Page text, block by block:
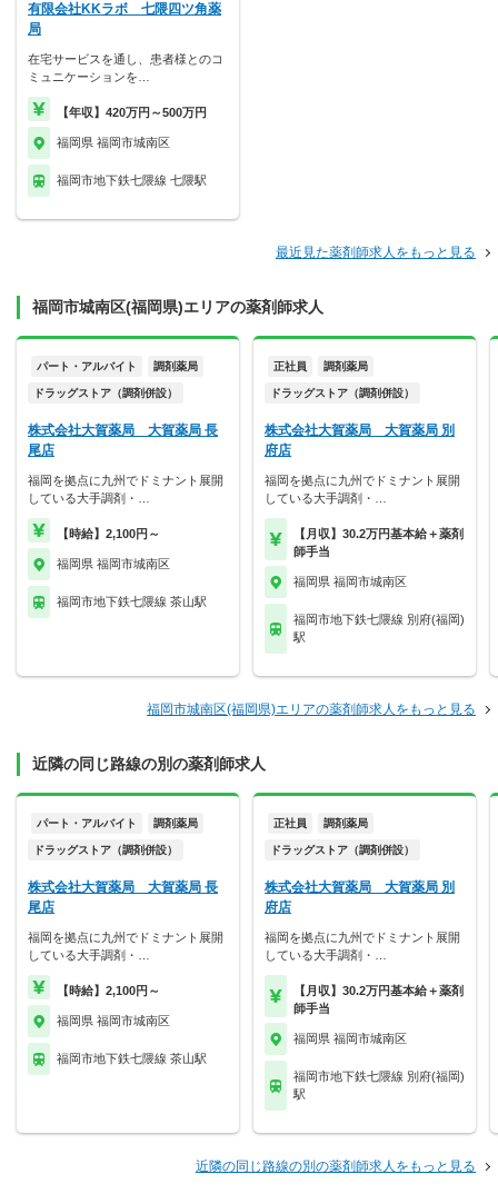
有限会社KKラボ 七隈四ツ角薬
局
在宅サービスを通し、患者様とのコ
ミュニケーションを…
【年収】420万円～500万円
福岡県 福岡市城南区
福岡市地下鉄七隈線 七隈駅
最近見た薬剤師求人をもっと見る
福岡市城南区(福岡県)エリアの薬剤師求人
パート・アルバイト 調剤薬局
ドラッグストア（調剤併設）
株式会社大賀薬局 大賀薬局 長
尾店
福岡を拠点に九州でドミナント展開
している大手調剤・…
【時給】2,100円～
福岡県 福岡市城南区
福岡市地下鉄七隈線 茶山駅
正社員 調剤薬局
ドラッグストア（調剤併設）
株式会社大賀薬局 大賀薬局 別
府店
福岡を拠点に九州でドミナント展開
している大手調剤・…
【月収】30.2万円基本給＋薬剤
師手当
福岡県 福岡市城南区
福岡市地下鉄七隈線 別府(福岡)
駅
福岡市城南区(福岡県)エリアの薬剤師求人をもっと見る
近隣の同じ路線の別の薬剤師求人
パート・アルバイト 調剤薬局
ドラッグストア（調剤併設）
株式会社大賀薬局 大賀薬局 長
尾店
福岡を拠点に九州でドミナント展開
している大手調剤・…
【時給】2,100円～
福岡県 福岡市城南区
福岡市地下鉄七隈線 茶山駅
正社員 調剤薬局
ドラッグストア（調剤併設）
株式会社大賀薬局 大賀薬局 別
府店
福岡を拠点に九州でドミナント展開
している大手調剤・…
【月収】30.2万円基本給＋薬剤
師手当
福岡県 福岡市城南区
福岡市地下鉄七隈線 別府(福岡)
駅
近隣の同じ路線の別の薬剤師求人をもっと見る